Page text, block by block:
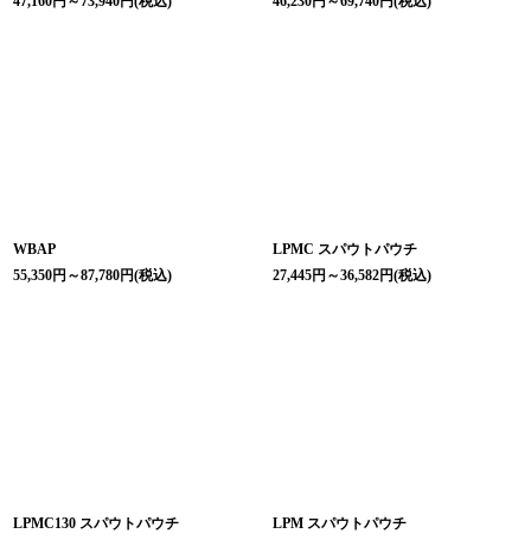
WBAP
55,350円 ～87,780円(税込)
LPMC スパウトパウチ
27,445円 ～36,582円(税込)
LPMC130 スパウトパウチ
LPM スパウトパウチ